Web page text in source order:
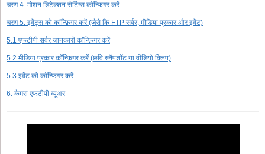
चरण 4. मोशन डिटेक्शन सेटिंग्स कॉन्फ़िगर करें
चरण 5. इवेंट्स को कॉन्फ़िगर करें (जैसे कि FTP सर्वर, मीडिया प्रकार और इवेंट)
5.1 एफटीपी सर्वर जानकारी कॉन्फ़िगर करें
5.2 मीडिया प्रकार कॉन्फ़िगर करें (छवि स्नैपशॉट या वीडियो क्लिप)
5.3 इवेंट को कॉन्फ़िगर करें
6. कैमरा एफटीपी व्यूअर